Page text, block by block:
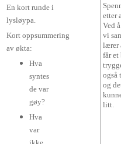
En kort runde i
lysløypa.
Kort oppsummering
av økta:
Hva
syntes
de var
gøy?
Hva
var
etter
Ved
vi
lærer
får et
også
og
litt.